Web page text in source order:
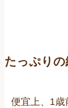
たっぷり
便宜上、1歳